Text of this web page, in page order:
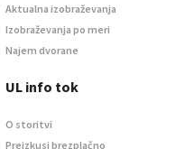
Aktualna izobraževanja
Izobraževanja po meri
Najem dvorane
UL info tok
O storitvi
Preizkusi brezplačno